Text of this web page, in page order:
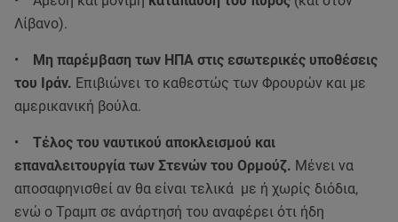
Λίβανο).
•
Μη παρέμβαση των ΗΠΑ στις εσωτερικές υποθέσεις
του Ιράν. Επιβιώνει το καθεστώς των Φρουρών και με
αμερικανική βούλα.
• Τέλος του ναυτικού αποκλεισμού και
επαναλειτουργία των Στενών του Ορμούζ. Μένει να
αποσαφηνισθεί αν θα είναι τελικά με ή χωρίς διόδια,
ενώ ο Τραμπ σε ανάρτησή του αναφέρει ότι ήδη